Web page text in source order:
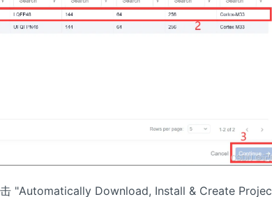
击 "Automatically Download, Install & Create Projec